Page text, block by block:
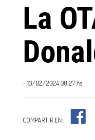
La
- 13/02/2024 08:27 hs
COMPARTIR EN: